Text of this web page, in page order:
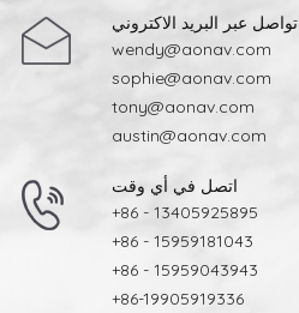
تواصل عبر البريد الاكتروني
wendy@aonav.com
sophie@aonav.com
tony@aonav.com
austin@aonav.com
اتصل في أي وقت
+86 - 13405925895
+86 - 15959181043
+86 - 15959043943
+86-19905919336